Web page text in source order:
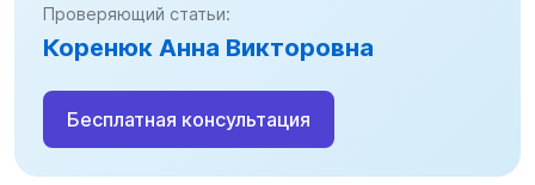
Проверяющий статьи:
Коренюк Анна Викторовна
Бесплатная консультация